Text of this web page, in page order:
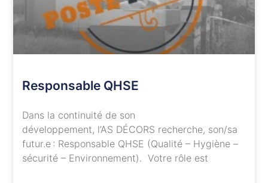
Responsable QHSE
Dans la continuité de son
développement, l’AS DÉCORS recherche, son/sa
futur.e : Responsable QHSE (Qualité – Hygiène –
sécurité – Environnement). Votre rôle est